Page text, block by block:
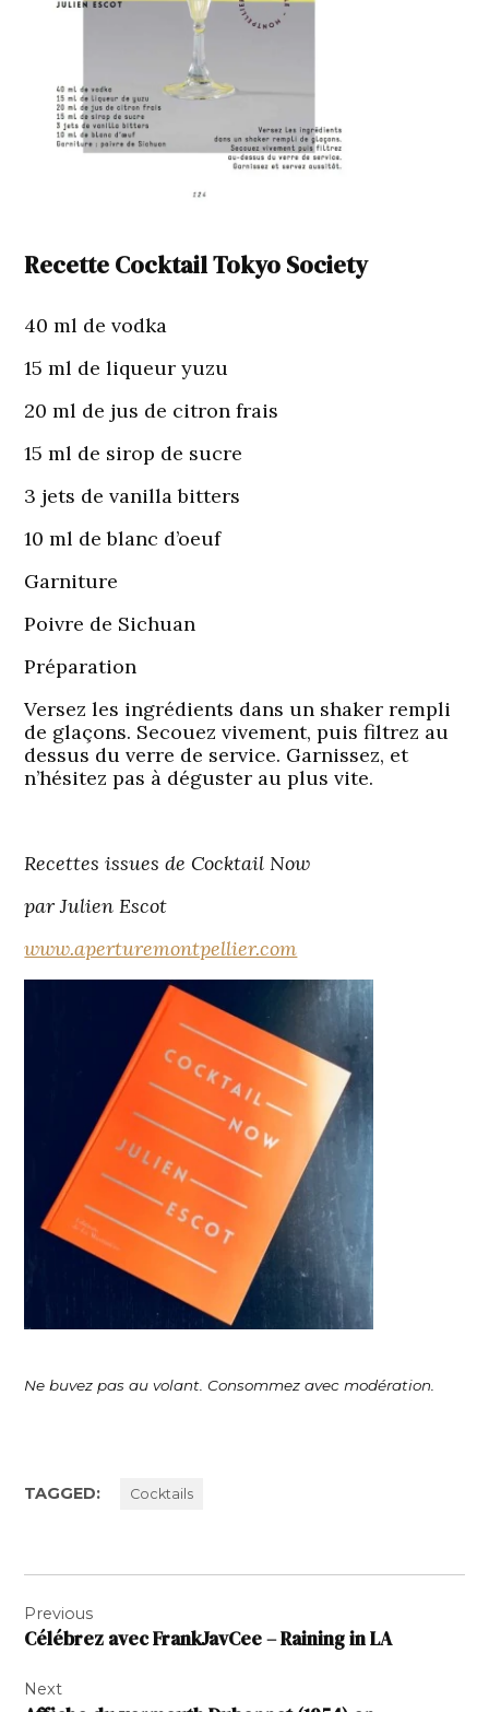
Recette Cocktail Tokyo Society
40 ml de vodka
15 ml de liqueur yuzu
20 ml de jus de citron frais
15 ml de sirop de sucre
3 jets de vanilla bitters
10 ml de blanc d’oeuf
Garniture
Poivre de Sichuan
Préparation
Versez les ingrédients dans un shaker rempli
de glaçons. Secouez vivement, puis filtrez au
dessus du verre de service. Garnissez, et
n’hésitez pas à déguster au plus vite.
Recettes issues de Cocktail Now
parJulien Escot
www.aperturemontpellier.com
Ne buvez pas au volant. Consommez avec modération.
TAGGED: Cocktails
de
l’article
Previous
Célébrez avec FrankJavCee – Raining in LA
Next